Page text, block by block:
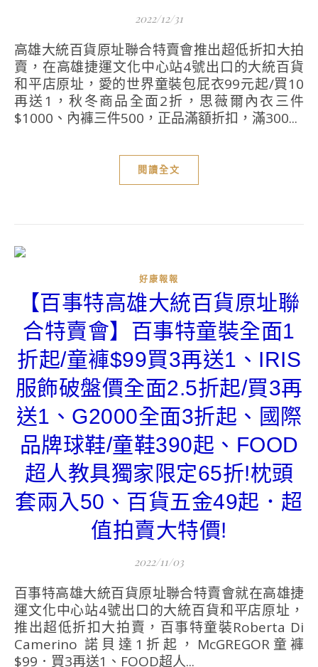
2022/12/31
高雄大統百貨原址聯合特賣會推出超低折扣大拍
賣，在高雄捷運文化中心站4號出口的大統百貨
和平店原址，愛的世界童裝包屁衣99元起/買10
再送1，秋冬商品全面2折，思薇爾內衣三件
$1000、內褲三件500，正品滿額折扣，滿300...
閱讀全文
好康報報
【百事特高雄大統百貨原址聯
合特賣會】百事特童裝全面1
折起/童褲$99買3再送1、IRIS
服飾破盤價全面2.5折起/買3再
送1、G2000全面3折起、國際
品牌球鞋/童鞋390起、FOOD
超人教具獨家限定65折!枕頭
套兩入50、百貨五金49起．超
值拍賣大特價!
2022/11/03
百事特高雄大統百貨原址聯合特賣會就在高雄捷
運文化中心站4號出口的大統百貨和平店原址，
推出超低折扣大拍賣，百事特童裝Roberta Di
Camerino 諾貝達1折起，McGREGOR童褲
$99．買3再送1、FOOD超人...